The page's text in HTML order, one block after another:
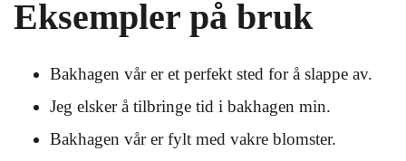
Eksempler på bruk
Bakhagen vår er et perfekt sted for å slappe av.
Jeg elsker å tilbringe tid i bakhagen min.
Bakhagen vår er fylt med vakre blomster.